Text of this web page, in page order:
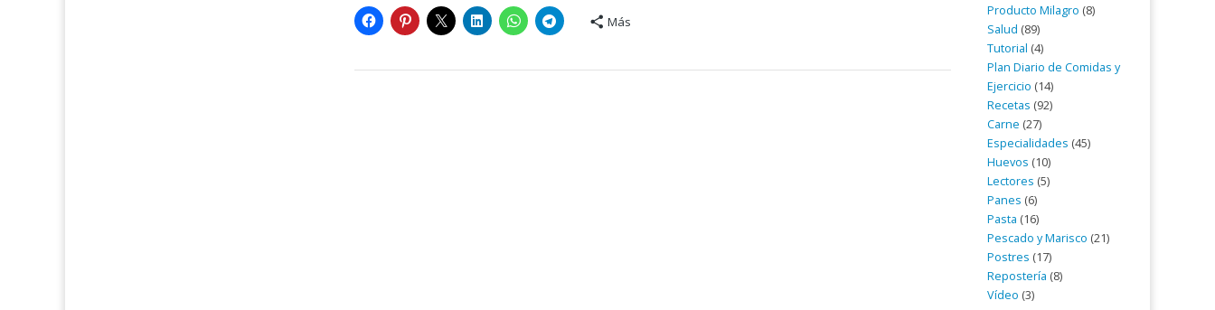
Más
Producto Milagro (8)
Salud (89)
Tutorial (4)
Plan Diario de Comidas y
Ejercicio (14)
Recetas (92)
Carne (27)
Especialidades (45)
Huevos (10)
Lectores (5)
Panes (6)
Pasta (16)
Pescado y Marisco (21)
Postres (17)
Repostería (8)
Vídeo (3)